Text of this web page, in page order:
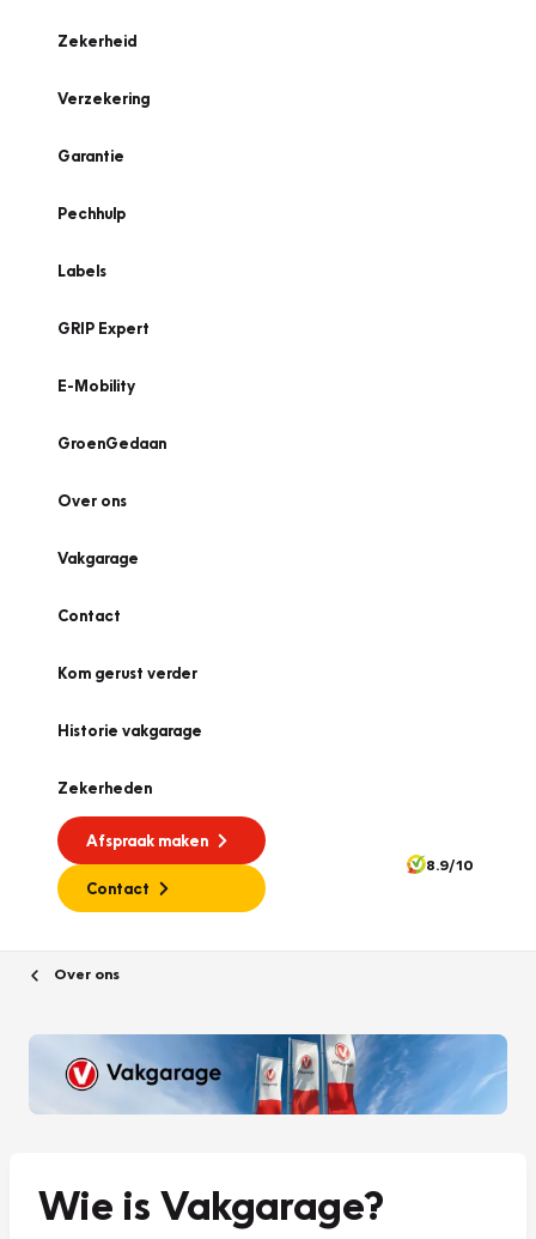
Zekerheid
Verzekering
Garantie
Pechhulp
Labels
GRIP Expert
E-Mobility
GroenGedaan
Over ons
Vakgarage
Contact
Kom gerust verder
Historie vakgarage
Zekerheden
Afspraak maken
Contact
8.9/10
Over ons
Wie is Vakgarage?